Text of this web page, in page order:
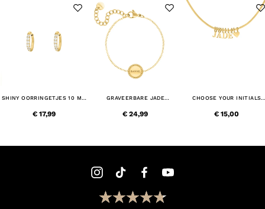
SHINY OORRINGETJES 10 MM
€ 17,99
GRAVEERBARE JADE
€ 24,99
CHOOSE YOUR INITIALS
€ 15,00